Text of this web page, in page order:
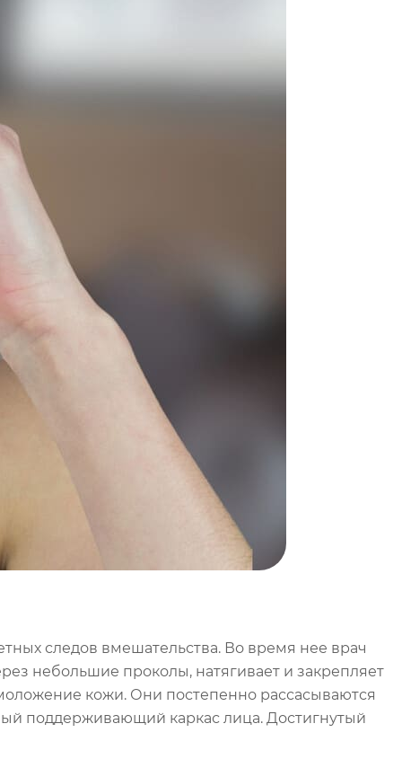
следов вмешательства. Во время нее врач
небольшие проколы, натягивает и закрепляет
кожи. Они постепенно рассасываются
поддерживающий каркас лица. Достигнутый